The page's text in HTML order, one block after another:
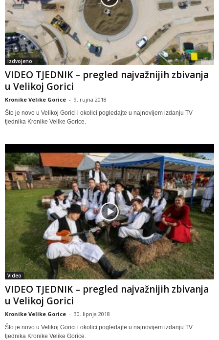
Izdvojeno
VIDEO TJEDNIK – pregled najvažnijih zbivanja
u Velikoj Gorici
Kronike Velike Gorice - 9. rujna 2018
Što je novo u Velikoj Gorici i okolici pogledajte u najnovijem izdanju TV
tjednika Kronike Velike Gorice.
Video
VIDEO TJEDNIK – pregled najvažnijih zbivanja
u Velikoj Gorici
Kronike Velike Gorice - 30. lipnja 2018
Što je novo u Velikoj Gorici i okolici pogledajte u najnovijem izdanju TV
tjednika Kronike Velike Gorice.